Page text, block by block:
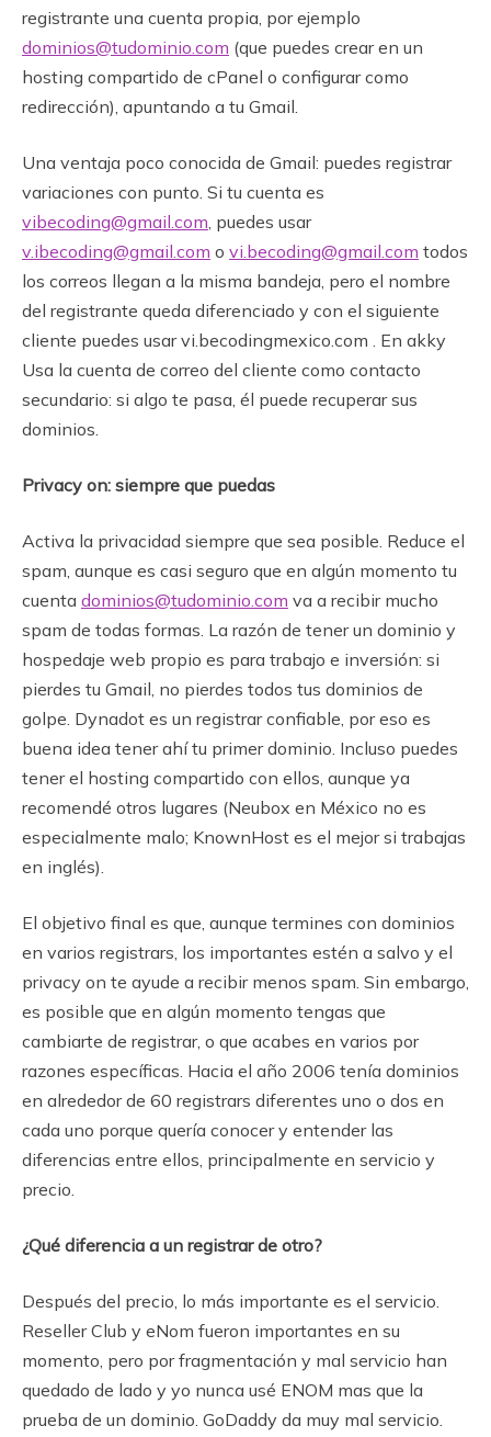
registrante una cuenta propia, por ejemplo
dominios@tudominio.com (que puedes crear en un
hosting compartido de cPanel o configurar como
redirección), apuntando a tu Gmail.
Una ventaja poco conocida de Gmail: puedes registrar
variaciones con punto. Si tu cuenta es
vibecoding@gmail.com , puedes usar
v.ibecoding@gmail.com o vi.becoding@gmail.com todos
los correos llegan a la misma bandeja, pero el nombre
del registrante queda diferenciado y con el siguiente
cliente puedes usar vi.becodingmexico.com . En akky
Usa la cuenta de correo del cliente como contacto
secundario: si algo te pasa, él puede recuperar sus
dominios.
Privacy on: siempre que puedas
Activa la privacidad siempre que sea posible. Reduce el
spam, aunque es casi seguro que en algún momento tu
cuenta dominios@tudominio.com va a recibir mucho
spam de todas formas. La razón de tener un dominio y
hospedaje web propio es para trabajo e inversión: si
pierdes tu Gmail, no pierdes todos tus dominios de
golpe. Dynadot es un registrar confiable, por eso es
buena idea tener ahí tu primer dominio. Incluso puedes
tener el hosting compartido con ellos, aunque ya
recomendé otros lugares (Neubox en México no es
especialmente malo; KnownHost es el mejor si trabajas
en inglés).
El objetivo final es que, aunque termines con dominios
en varios registrars, los importantes estén a salvo y el
privacy on te ayude a recibir menos spam. Sin embargo,
es posible que en algún momento tengas que
cambiarte de registrar, o que acabes en varios por
razones específicas. Hacia el año 2006 tenía dominios
en alrededor de 60 registrars diferentes uno o dos en
cada uno porque quería conocer y entender las
diferencias entre ellos, principalmente en servicio y
precio.
¿Qué diferencia a un registrar de otro?
Después del precio, lo más importante es el servicio.
Reseller Club y eNom fueron importantes en su
momento, pero por fragmentación y mal servicio han
quedado de lado y yo nunca usé ENOM mas que la
prueba de un dominio. GoDaddy da muy mal servicio.